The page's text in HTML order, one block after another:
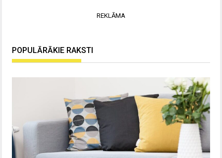
REKLĀMA
POPULĀRĀKIE RAKSTI